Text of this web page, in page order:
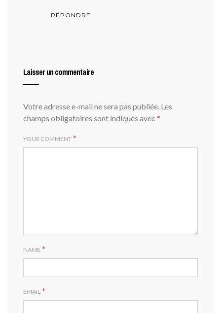
RÉPONDRE
Laisser un commentaire
Votre adresse e-mail ne sera pas publiée. Les
champs obligatoires sont indiqués avec *
YOUR COMMENT *
NAME *
EMAIL *